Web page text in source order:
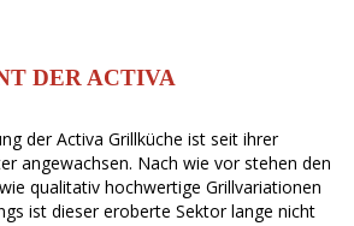
DER ACTIVA
der Activa Grillküche ist seit ihrer
angewachsen. Nach wie vor stehen den
qualitativ hochwertige Grillvariationen
ist dieser eroberte Sektor lange nicht